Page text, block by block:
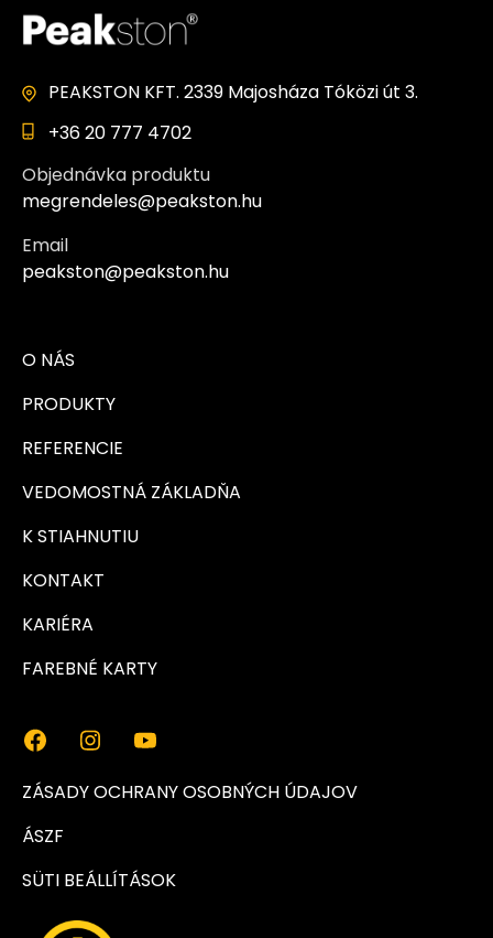
PEAKSTON KFT. 2339 Majosháza Tóközi út 3.
+36 20 777 4702
Objednávka produktu
megrendeles@peakston.hu
Email
peakston@peakston.hu
O NÁS
PRODUKTY
REFERENCIE
VEDOMOSTNÁ ZÁKLADŇA
K STIAHNUTIU
KONTAKT
KARIÉRA
FAREBNÉ KARTY
ZÁSADY OCHRANY OSOBNÝCH ÚDAJOV
ÁSZF
SÜTI BEÁLLÍTÁSOK